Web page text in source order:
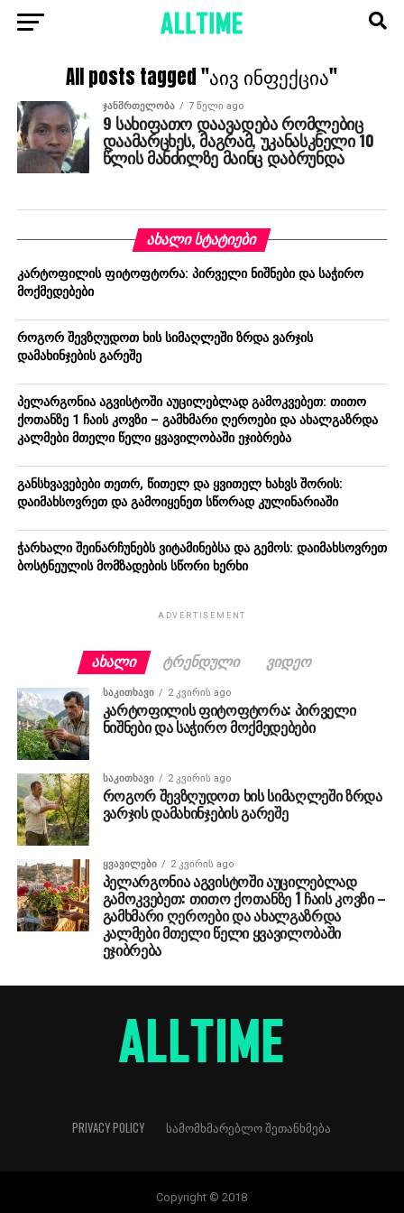
All posts tagged "აივ ინფექცია"
ᲯᲐᲜᲛᲠᲗᲔᲚᲝᲑᲐ 7 წელი ago
9 სახიფათო დაავადება რომლებიც
დაამარცხეს, მაგრამ, უკანასკნელი 10
წლის მანძილზე მაინც დაბრუნდა
ᲐᲮᲐᲚᲘ ᲡᲢᲐᲢᲘᲔᲑᲘ
კარტოფილის ფიტოფტორა: პირველი ნიშნები და საჭირო
მოქმედებები
როგორ შევზღუდოთ ხის სიმაღლეში ზრდა ვარჯის
დამახინჯების გარეშე
პელარგონია აგვისტოში აუცილებლად გამოკვებეთ: თითო
ქოთანზე 1 ჩაის კოვზი – გამხმარი ღეროები და ახალგაზრდა
კალმები მთელი წელი ყვავილობაში ეჯიბრება
განსხვავებები თეთრ, წითელ და ყვითელ ხახვს შორის:
დაიმახსოვრეთ და გამოიყენეთ სწორად კულინარიაში
ჭარხალი შეინარჩუნებს ვიტამინებსა და გემოს: დაიმახსოვრეთ
ბოსტნეულის მომზადების სწორი ხერხი
ADVERTISEMENT
ᲐᲮᲐᲚᲘ ᲢᲠᲔᲜᲓᲣᲚᲘ ᲕᲘᲓᲔᲝ
ᲡᲐᲙᲘᲗᲮᲐᲕᲘ 2 კვირის ago
კარტოფილის ფიტოფტორა: პირველი
ნიშნები და საჭირო მოქმედებები
ᲡᲐᲙᲘᲗᲮᲐᲕᲘ 2 კვირის ago
როგორ შევზღუდოთ ხის სიმაღლეში ზრდა
ვარჯის დამახინჯების გარეშე
ᲧᲕᲐᲕᲘᲚᲔᲑᲘ 2 კვირის ago
პელარგონია აგვისტოში აუცილებლად
გამოკვებეთ: თითო ქოთანზე 1 ჩაის კოვზი –
გამხმარი ღეროები და ახალგაზრდა
კალმები მთელი წელი ყვავილობაში
ეჯიბრება
PRIVACY POLICY ᲡᲐᲛᲝᲛᲮᲛᲐᲠᲔᲑᲚᲝ ᲨᲔᲗᲐᲜᲮᲛᲔᲑᲐ
Copyright © 2018